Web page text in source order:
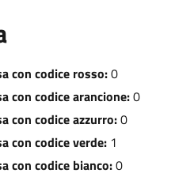
con codice rosso:0
con codice arancione:0
con codice azzurro:0
con codice verde: 1
con codice bianco:0